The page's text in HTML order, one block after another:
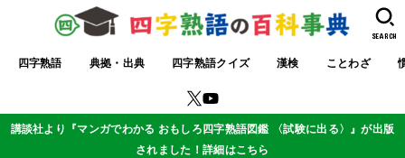
四字熟語 典拠・出典 四字熟語クイズ 漢検 ことわざ
SEARCH
講談社より『マンガでわかる おもしろ四字熟語図鑑 〈試験に出る〉』が出版
されました！詳細はこちら